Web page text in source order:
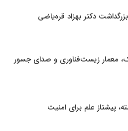
دکتر بهزاد قره‌یاضی
معمار زیست‌فناوری و صدای جسور
پیشتاز علم برای امنیت